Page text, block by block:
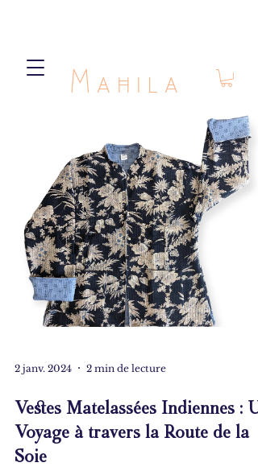
Mahila
2 janv. 2024 2 min de lecture
Vestes Matelassées Indiennes :
Voyage à travers la Route de la
Soie